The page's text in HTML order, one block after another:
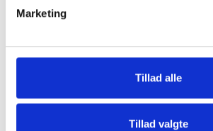
Marketing
Tillad alle
Tillad valgte
SORT PALLIETBLUSE
FRA CULTURE
KORT